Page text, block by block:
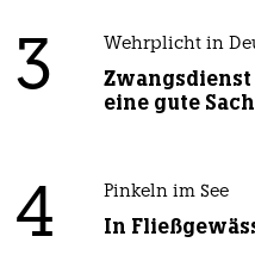
3 Wehrplicht in
eine gute
4 Pinkeln im See
In